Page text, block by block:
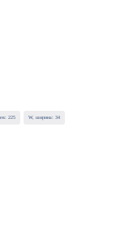
225 W, ширина: 34